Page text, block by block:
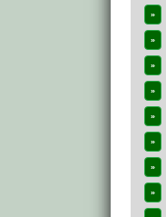
»
»
»
»
»
»
»
»